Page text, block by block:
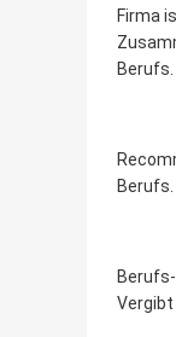
Firma
Berufs.
Berufs.
Vergibt